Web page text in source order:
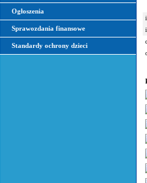
Ogłoszenia
Sprawozdania finansowe
Standardy ochrony dzieci